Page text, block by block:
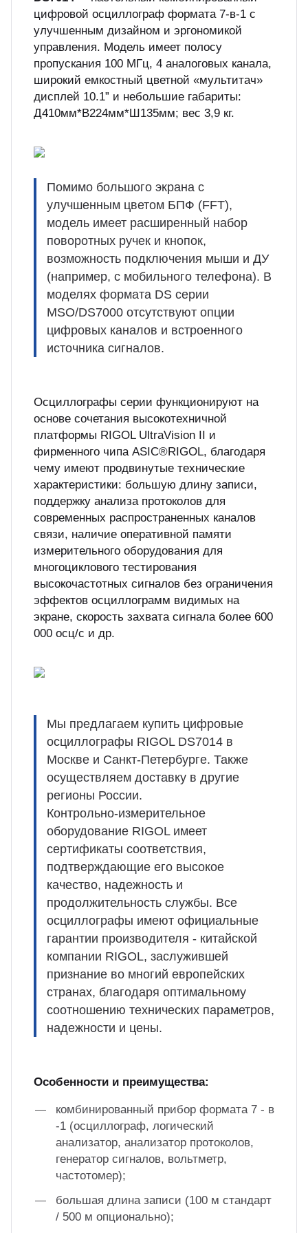
цифровой осциллограф формата 7-в-1 с
улучшенным дизайном и эргономикой
управления. Модель имеет полосу
пропускания 100 МГц, 4 аналоговых канала,
широкий емкостный цветной «мультитач»
дисплей 10.1” и небольшие габариты:
Д410мм*В224мм*Ш135мм; вес 3,9 кг.
Помимо большого экрана с
улучшенным цветом БПФ (FFT),
модель имеет расширенный набор
поворотных ручек и кнопок,
возможность подключения мыши и ДУ
(например, с мобильного телефона). В
моделях формата DS серии
MSO/DS7000 отсутствуют опции
цифровых каналов и встроенного
источника сигналов.
Осциллографы серии функционируют на
основе сочетания высокотехничной
платформы RIGOL UltraVision II и
фирменного чипа ASIC®RIGOL, благодаря
чему имеют продвинутые технические
характеристики: большую длину записи,
поддержку анализа протоколов для
современных распространенных каналов
связи, наличие оперативной памяти
измерительного оборудования для
многоциклового тестирования
высокочастотных сигналов без ограничения
эффектов осциллограмм видимых на
экране, скорость захвата сигнала более 600
000 осц/с и др.
Мы предлагаем купить цифровые
осциллографы RIGOL DS7014 в
Москве и Санкт-Петербурге. Также
осуществляем доставку в другие
регионы России.
Контрольно-измерительное
оборудование RIGOL имеет
сертификаты соответствия,
подтверждающие его высокое
качество, надежность и
продолжительность службы. Все
осциллографы имеют официальные
гарантии производителя - китайской
компании RIGOL, заслужившей
признание во многий европейских
странах, благодаря оптимальному
соотношению технических параметров,
надежности и цены.
Особенности и преимущества:
комбинированный прибор формата 7 - в
-1 (осциллограф, логический
анализатор, анализатор протоколов,
генератор сигналов, вольтметр,
частотомер);
большая длина записи (100 м стандарт
/ 500 м опционально);